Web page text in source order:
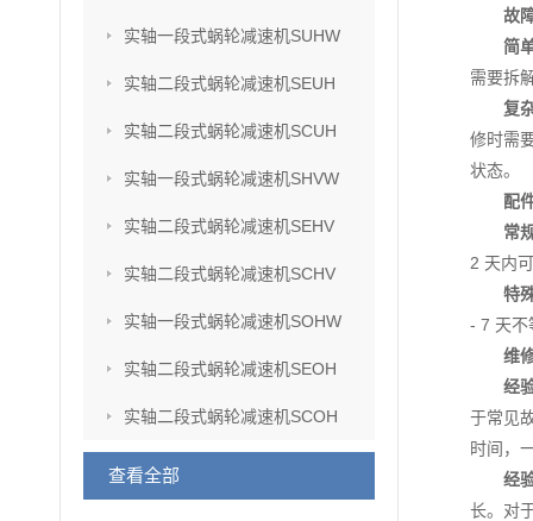
实轴一段式蜗轮减速机SUHW
实轴二段式蜗轮减速机SEUH
实轴二段式蜗轮减速机SCUH
实轴一段式蜗轮减速机SHVW
实轴二段式蜗轮减速机SEHV
实轴二段式蜗轮减速机SCHV
实轴一段式蜗轮减速机SOHW
实轴二段式蜗轮减速机SEOH
实轴二段式蜗轮减速机SCOH
查看全部
故
简
需要拆
复
修时需
状态。
配
常
2 天内
特
- 7 天不
维
经
于常见
时间，
经
长。对